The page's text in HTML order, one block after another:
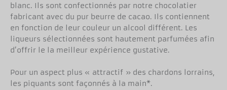
blanc. Ils sont confectionnés par notre chocolatier
fabricant avec du pur beurre de cacao. Ils contiennent
en fonction de leur couleur un alcool différent. Les
liqueurs sélectionnées sont hautement parfumées afin
d’offrir le la meilleur expérience gustative.
Pour un aspect plus « attractif » des chardons lorrains,
les piquants sont façonnés à la main*.